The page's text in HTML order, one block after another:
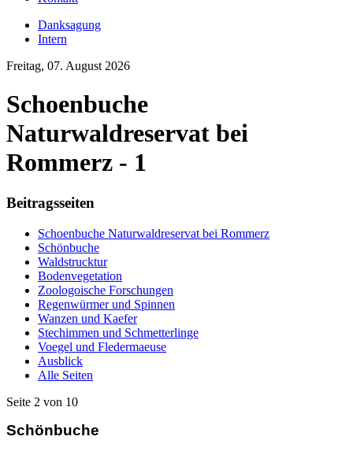
Danksagung
Intern
Freitag, 07. August 2026
Schoenbuche
Naturwaldreservat bei
Rommerz - 1
Beitragsseiten
Schoenbuche Naturwaldreservat bei Rommerz
Schönbuche
Waldstrucktur
Bodenvegetation
Zoologoische Forschungen
Regenwürmer und Spinnen
Wanzen und Kaefer
Stechimmen und Schmetterlinge
Voegel und Fledermaeuse
Ausblick
Alle Seiten
Seite 2 von 10
Schönbuche